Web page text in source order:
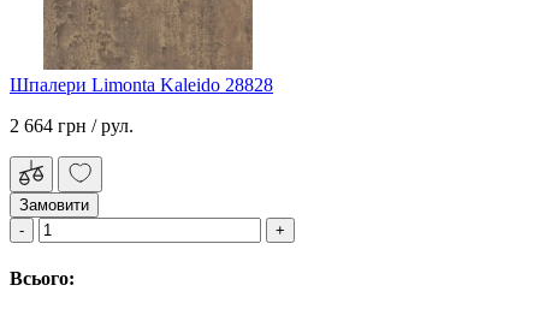
Шпалери Limonta Kaleido 28828
2 664 грн / рул.
Замовити
Всього: